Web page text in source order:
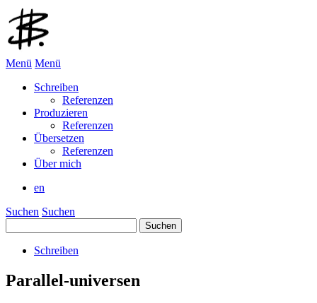
Menü Menü
Schreiben
Referenzen
Produzieren
Referenzen
Übersetzen
Referenzen
Über mich
en
Suchen Suchen
nach:
Schreiben
Parallel-universen